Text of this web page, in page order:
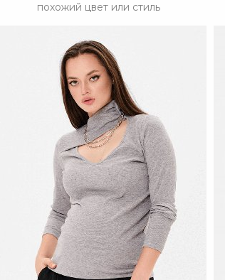
похожий цвет или стиль